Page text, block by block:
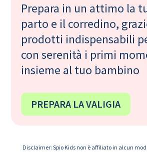
Prepara in un attimo la
parto e il corredino,
prodotti indispensabili
con serenità i primi
insieme al tuo bambino
PREPARA LA VALIGIA
Disclaimer: Spio Kids non è affiliato in alcun